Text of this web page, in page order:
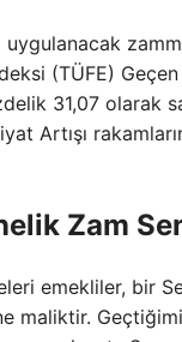
(TÜFE)
31,07 olarak
Artışı
Zam
emekliler, bir
maliktir.